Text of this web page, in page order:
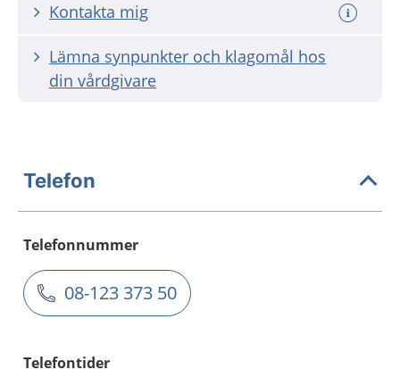
Kontakta mig
Lämna synpunkter och klagomål hos
din vårdgivare
Telefon
Telefonnummer
08-123 373 50
Telefontider